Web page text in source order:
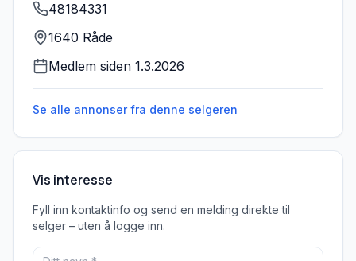
48184331
1640 Råde
Medlem siden 1.3.2026
Se alle annonser fra denne selgeren
Vis interesse
Fyll inn kontaktinfo og send en melding direkte til
selger – uten å logge inn.